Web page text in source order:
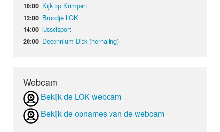
10:00 Kijk op Krimpen
12:00 Broodje LOK
14:00 IJsselsport
20:00 Decennium Dick (herhaling)
Webcam
Bekijk de LOK webcam
Bekijk de opnames van de webcam